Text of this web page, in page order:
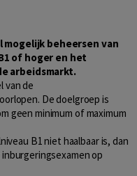
beheersen van
of hoger en het
arbeidsmarkt.
van de
De doelgroep is
geen minimum of maximum
B1 niet haalbaar is, dan
op